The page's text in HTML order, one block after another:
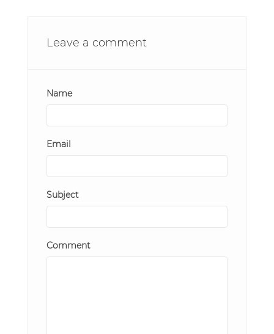
Leave a comment
Name
Email
Subject
Comment